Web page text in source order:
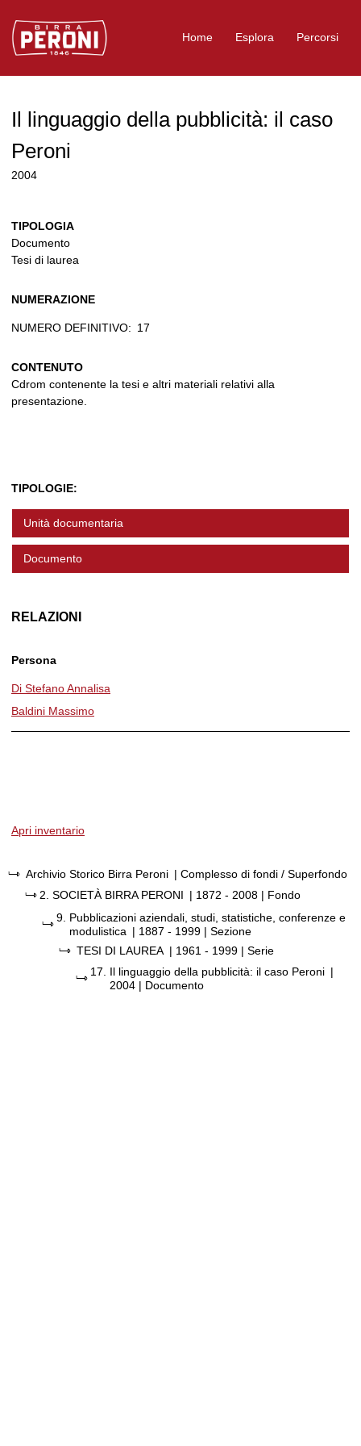
Logo Birra Peroni
Home Esplora Percorsi
Il linguaggio della pubblicità: il caso
Peroni
2004
TIPOLOGIA
Documento
Tesi di laurea
NUMERAZIONE
NUMERO DEFINITIVO: 17
CONTENUTO
Cdrom contenente la tesi e altri materiali relativi alla
presentazione.
TIPOLOGIE:
Unità documentaria
Documento
RELAZIONI
Persona
Di Stefano Annalisa
Baldini Massimo
Apri inventario
Archivio Storico Birra Peroni | Complesso di fondi / Superfondo
2. SOCIETÀ BIRRA PERONI | 1872 - 2008 | Fondo
9. Pubblicazioni aziendali, studi, statistiche, conferenze e
modulistica | 1887 - 1999 | Sezione
TESI DI LAUREA | 1961 - 1999 | Serie
17.
Il linguaggio della pubblicità: il caso Peroni |
2004 | Documento